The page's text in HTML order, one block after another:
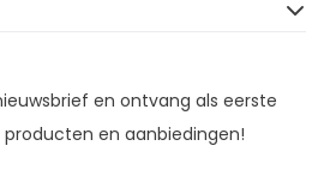
en ontvang als eerste
en aanbiedingen!